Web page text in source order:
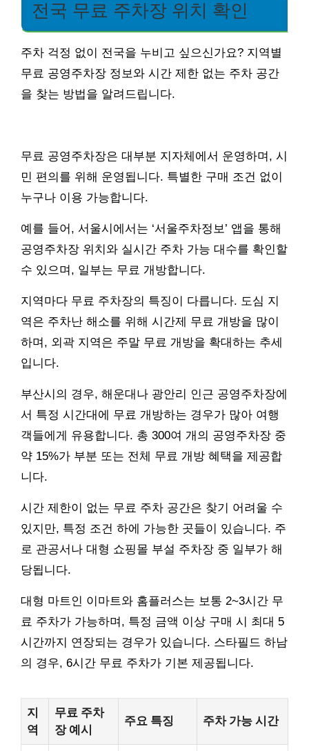
전국 무료 주차장 위치 확인
주차 걱정 없이 전국을 누비고 싶으신가요? 지역별
무료 공영주차장 정보와 시간 제한 없는 주차 공간
을 찾는 방법을 알려드립니다.
무료 공영주차장은 대부분 지자체에서 운영하며, 시
민 편의를 위해 운영됩니다. 특별한 구매 조건 없이
누구나 이용 가능합니다.
예를 들어, 서울시에서는 ‘서울주차정보’ 앱을 통해
공영주차장 위치와 실시간 주차 가능 대수를 확인할
수 있으며, 일부는 무료 개방합니다.
지역마다 무료 주차장의 특징이 다릅니다. 도심 지
역은 주차난 해소를 위해 시간제 무료 개방을 많이
하며, 외곽 지역은 주말 무료 개방을 확대하는 추세
입니다.
부산시의 경우, 해운대나 광안리 인근 공영주차장에
서 특정 시간대에 무료 개방하는 경우가 많아 여행
객들에게 유용합니다. 총 300여 개의 공영주차장 중
약 15%가 부분 또는 전체 무료 개방 혜택을 제공합
니다.
시간 제한이 없는 무료 주차 공간은 찾기 어려울 수
있지만, 특정 조건 하에 가능한 곳들이 있습니다. 주
로 관공서나 대형 쇼핑몰 부설 주차장 중 일부가 해
당됩니다.
대형 마트인 이마트와 홈플러스는 보통 2~3시간 무
료 주차가 가능하며, 특정 금액 이상 구매 시 최대 5
시간까지 연장되는 경우가 있습니다. 스타필드 하남
의 경우, 6시간 무료 주차가 기본 제공됩니다.
지
역
무료 주차
장 예시
주요 특징 주차 가능 시간